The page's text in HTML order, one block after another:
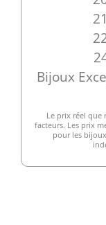
Bijoux
Le prix réel que
facteurs. Les prix
pour les